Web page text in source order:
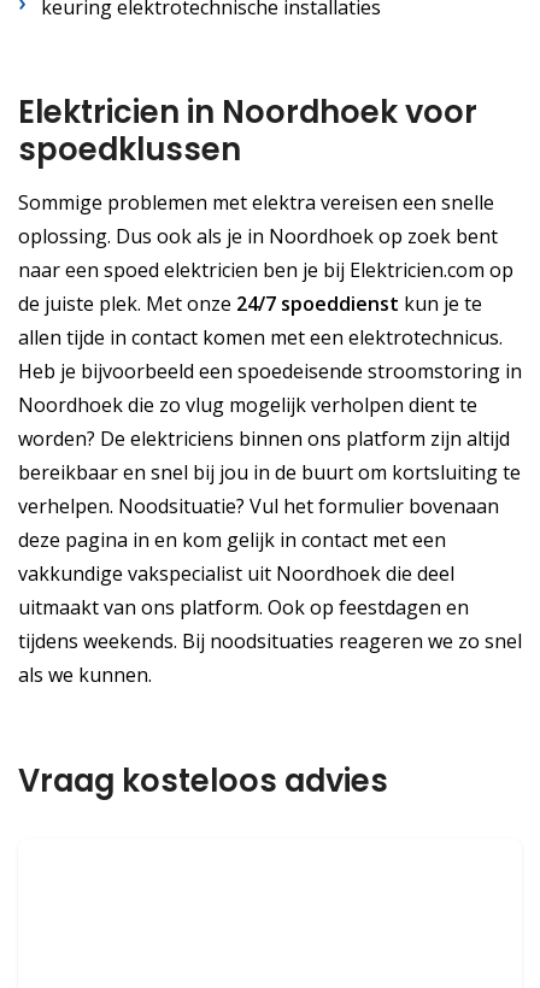
keuring elektrotechnische installaties
Elektricien in Noordhoek voor
spoedklussen
Sommige problemen met elektra vereisen een snelle
oplossing. Dus ook als je in Noordhoek op zoek bent
naar een spoed elektricien ben je bij Elektricien.com op
de juiste plek. Met onze 24/7 spoeddienst kun je te
allen tijde in contact komen met een elektrotechnicus.
Heb je bijvoorbeeld een spoedeisende stroomstoring in
Noordhoek die zo vlug mogelijk verholpen dient te
worden? De elektriciens binnen ons platform zijn altijd
bereikbaar en snel bij jou in de buurt om kortsluiting te
verhelpen. Noodsituatie? Vul het formulier bovenaan
deze pagina in en kom gelijk in contact met een
vakkundige vakspecialist uit Noordhoek die deel
uitmaakt van ons platform. Ook op feestdagen en
tijdens weekends. Bij noodsituaties reageren we zo snel
als we kunnen.
Vraag kosteloos advies